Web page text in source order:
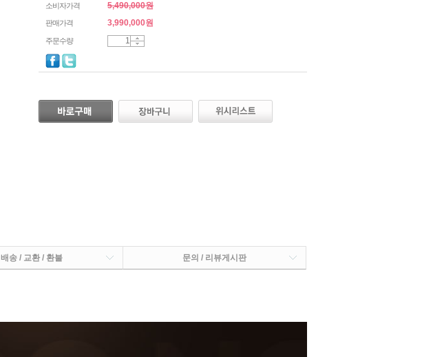
소비자가격 5,490,000원
판매가격 3,990,000원
주문수량
배송 / 교환 / 환불 문의 / 리뷰게시판